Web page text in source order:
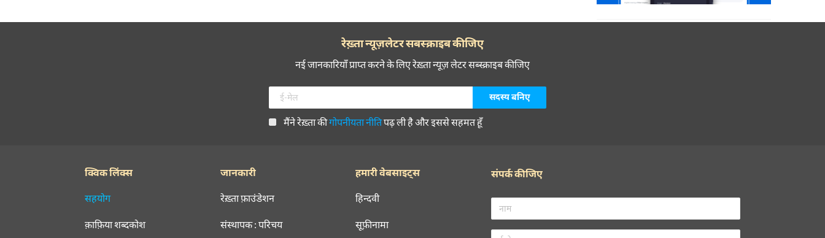
रेख़्ता न्यूज़लेटर सबस्क्राइब कीजिए
नई जानकारियाँ प्राप्त करने के लिए रेख़्ता न्यूज़ लेटर सब्स्क्राइब कीजिए
मैंने रेख़्ता कीगोपनीयता नीतिपढ़ ली है और इससे सहमत हूँ
क्विक लिंक्स
सहयोग
क़ाफ़िया शब्दकोश
जानकारी
रेख़्ता फ़ाउंडेशन
संस्थापक : परिचय
हमारी वेबसाइट्स
हिन्दवी
सूफ़ीनामा
संपर्क कीजिए